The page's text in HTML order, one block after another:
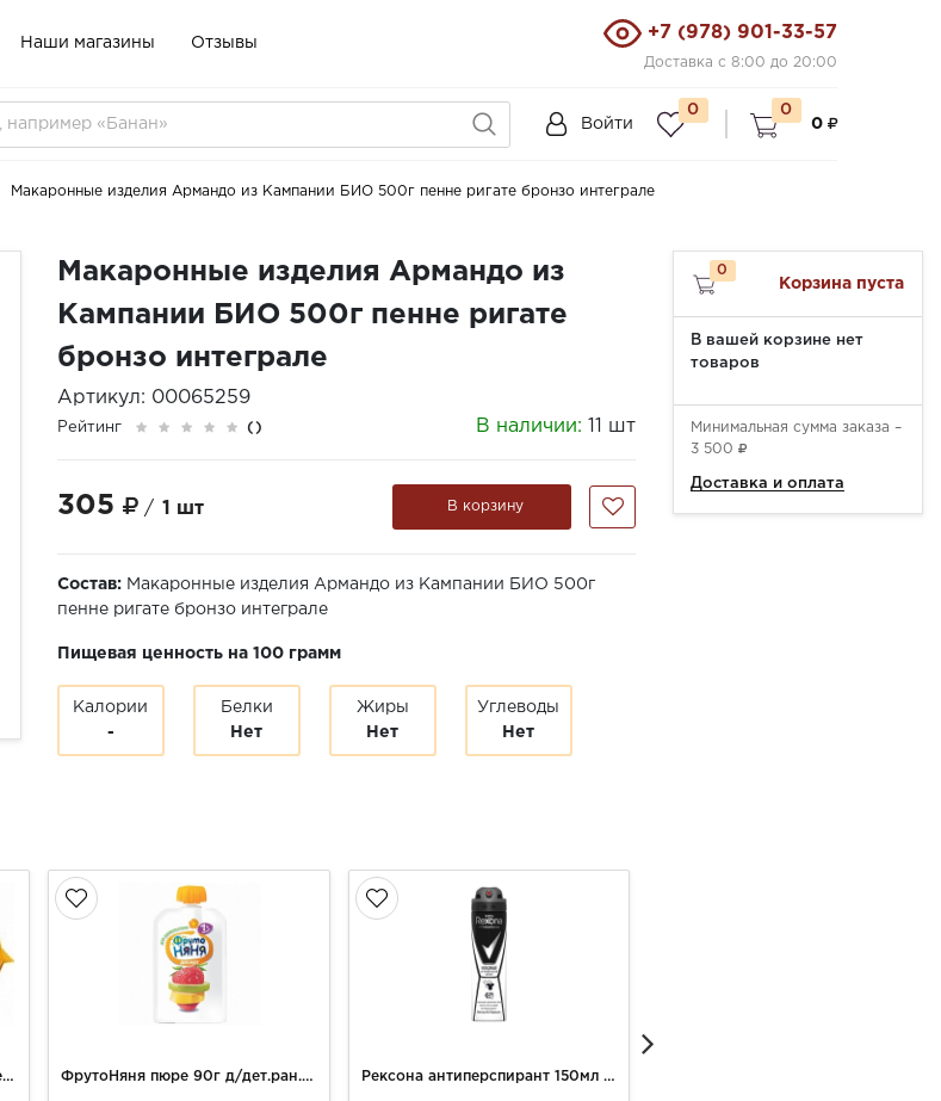
Наши магазины Отзывы
+7 (978) 901-33-57
Доставка с 8:00 до 20:00
Войти
0
0
0
Макаронные изделия Армандо из Кампании БИО 500г пенне ригате бронзо интеграле
Макаронные изделия Армандо из
Кампании БИО 500г пенне ригате
бронзо интеграле
Артикул: 00065259
Рейтинг () В наличии: 11 шт
305 / 1 шт В корзину
Состав: Макаронные изделия Армандо из Кампании БИО 500г
пенне ригате бронзо интеграле
Пищевая ценность на 100 грамм
Калории
-
Белки
Нет
Жиры
Нет
Углеводы
Нет
Яшкино вафли 200г хрустящие шоколадные ФрутоНяня пюре 90г д/дет.ран.возр. Десерт Яблоко-Банан-Клубника д/п Рексона антиперспирант 150мл аэрозоль д/мужчин Невидимый на черном и белом
0
Корзина пуста
В вашей корзине нет
товаров
Минимальная сумма заказа –
3 500
Доставка и оплата